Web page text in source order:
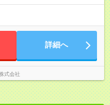
詳細へ
式会社